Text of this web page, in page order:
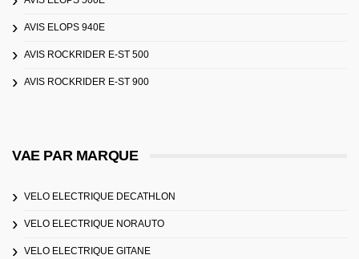
AVIS ELOPS 940E
AVIS ROCKRIDER E-ST 500
AVIS ROCKRIDER E-ST 900
VAE PAR MARQUE
VELO ELECTRIQUE DECATHLON
VELO ELECTRIQUE NORAUTO
VELO ELECTRIQUE GITANE